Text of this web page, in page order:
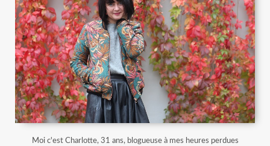
Moi c'est Charlotte, 31 ans, blogueuse à mes heures perdues